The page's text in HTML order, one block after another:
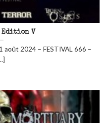
Edition V
août 2024 – FESTIVAL 666 –